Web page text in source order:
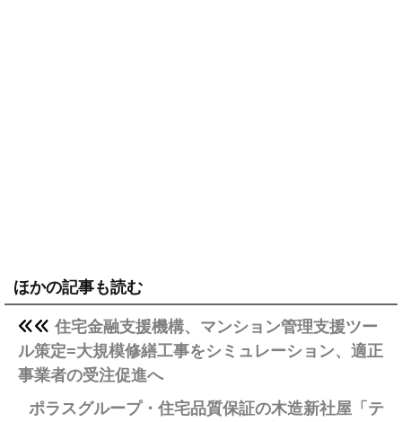
ほかの記事も読む
住宅金融支援機構、マンション管理支援ツー
ル策定=大規模修繕工事をシミュレーション、適正
事業者の受注促進へ
ポラスグループ・住宅品質保証の木造新社屋「テ